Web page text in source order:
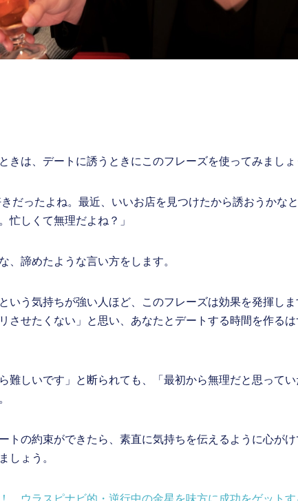
きは、デートに誘うときにこのフレーズを使ってみましょ
だったよね。最近、いいお店を見つけたから誘おうかな
忙しくて無理だよね？」
、諦めたような言い方をします。
いう気持ちが強い人ほど、このフレーズは効果を発揮しま
させたくない」と思い、あなたとデートする時間を作る
難しいです」と断られても、「最初から無理だと思ってい
トの約束ができたら、素直に気持ちを伝えるように心がけ
しょう。
ウラスピナビ的・逆行中の金星を味方に成功をゲットす